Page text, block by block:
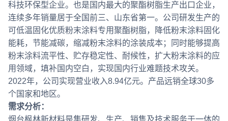
科技环保型企业。也是国内最大的聚酯树脂生产出口企业，
连续多年销量居于全国前三、山东省第一。公司研发生产的
可低温固化优质粉末涂料专用聚酯树脂，降低粉末涂料固化
能耗，节能减碳，缩减粉末涂料的涂装成本；同时能够提高
粉末涂料流平性、贮存稳定性、耐候性，扩大粉末涂料的应
用领域，填补国内空白，实现国内行业难题技术攻关。
2022年，公司实现营业收入8.94亿元。产品远销全球30多
个国家和地区。
需求分析：